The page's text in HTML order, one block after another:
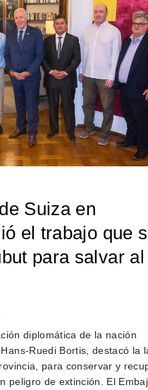
Suiza en
el trabajo que
para salvar al
diplomática de la nación
Ruedi Bortis, destacó la
para conservar y
peligro de extinción. El